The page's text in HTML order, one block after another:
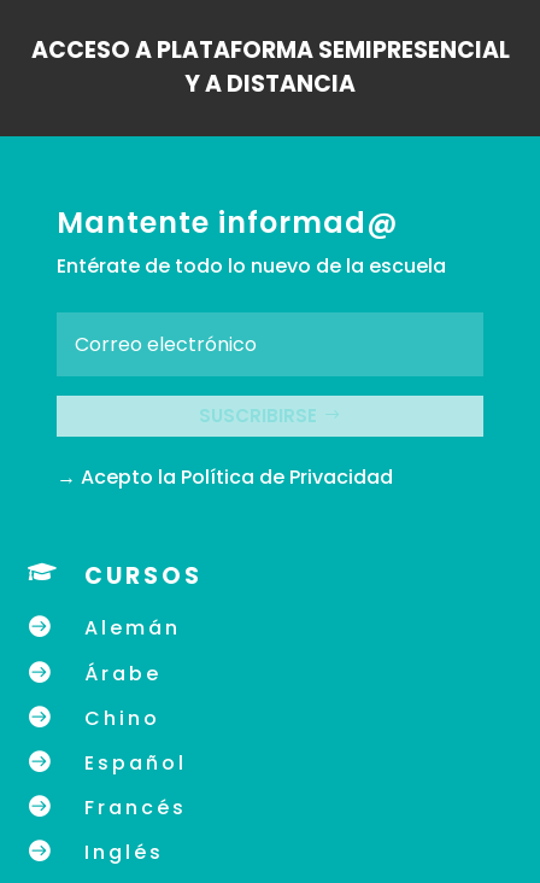
ACCESO A PLATAFORMA SEMIPRESENCIAL
Y A DISTANCIA
Mantente informad@
Entérate de todo lo nuevo de la escuela
SUSCRIBIRSE
→ Acepto la Política de Privacidad
 CURSOS
 Alemán
 Árabe
 Chino
 Español
 Francés
 Inglés